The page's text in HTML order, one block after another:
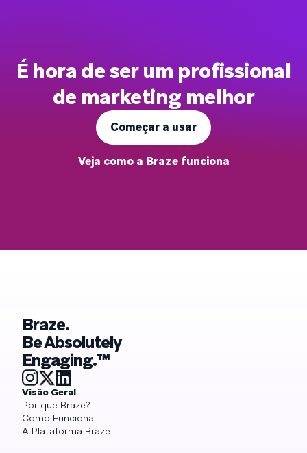
É hora de ser um profissional
de marketing melhor
Começar a usar
Veja como a Braze funciona
Braze.
Be Absolutely
Engaging.™
Visão Geral
Por que Braze?
Como Funciona
A Plataforma Braze